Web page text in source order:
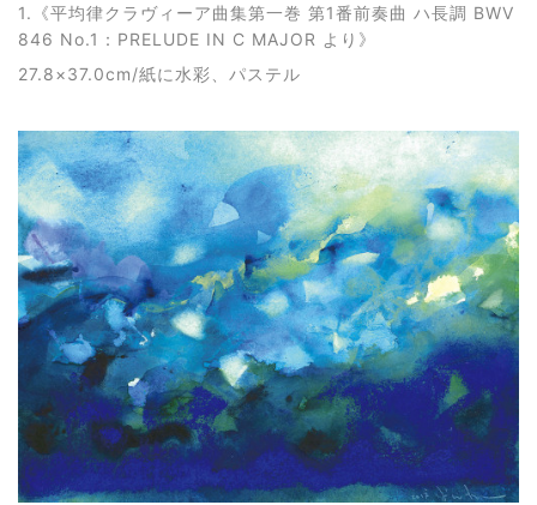
1.《平均律クラヴィーア曲集第一巻 第1番前奏曲 ハ長調 BWV
846 No.1：PRELUDE IN C MAJOR より 》
27.8×37.0cm/紙に水彩、パステル